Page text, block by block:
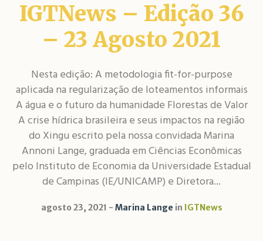
IGTNews – Edição 36
– 23 Agosto 2021
Nesta edição: A metodologia fit-for-purpose
aplicada na regularização de loteamentos informais
A água e o futuro da humanidade Florestas de Valor
A crise hídrica brasileira e seus impactos na região
do Xingu escrito pela nossa convidada Marina
Annoni Lange, graduada em Ciências Econômicas
pelo Instituto de Economia da Universidade Estadual
de Campinas (IE/UNICAMP) e Diretora...
agosto 23, 2021 Marina Lange in IGTNews